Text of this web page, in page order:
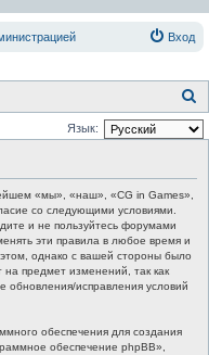
Вход
о
Язык:
«мы», «наш», «CG in Games»,
со следующими условиями.
и не пользуйтесь форумами
эти правила в любое время и
однако с вашей стороны было
на предмет изменений, так как
обновления/исправления условий
обеспечения для создания
обеспечение phpBB»,